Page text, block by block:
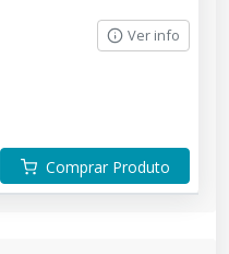
Ver info
Comprar Produto